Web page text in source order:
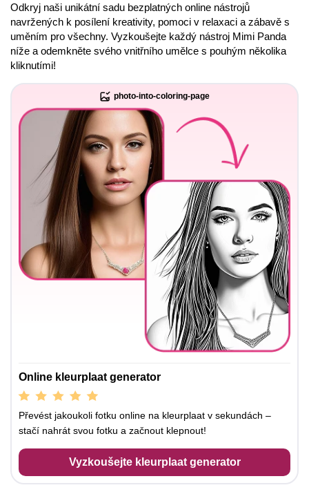
Odkryj naši unikátní sadu bezplatných online nástrojů
navržených k posílení kreativity, pomoci v relaxaci a zábavě s
uměním pro všechny. Vyzkoušejte každý nástroj Mimi Panda
níže a odemkněte svého vnitřního umělce s pouhým několika
kliknutími!
photo-into-coloring-page
Online kleurplaat generator
Převést jakoukoli fotku online na kleurplaat v sekundách –
stačí nahrát svou fotku a začnout klepnout!
Vyzkoušejte kleurplaat generator